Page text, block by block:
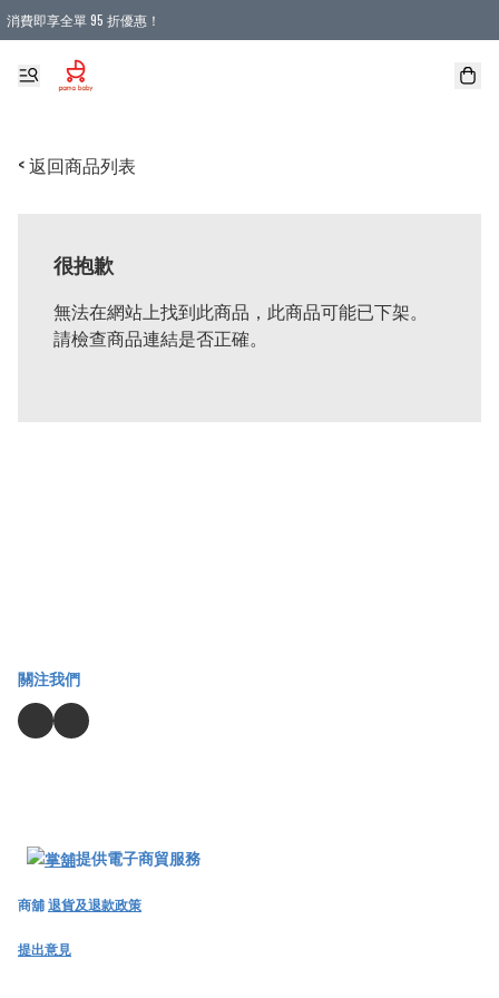
消費即享全單 95 折優惠！
購物滿 HKD 900.00即享免運費優惠！（適用於 本地送貨、本地取貨 )
< 返回商品列表
很抱歉
無法在網站上找到此商品，此商品可能已下架。
請檢查商品連結是否正確。
關注我們
提供電子商貿服務
商舖退貨及退款政策
提出意見